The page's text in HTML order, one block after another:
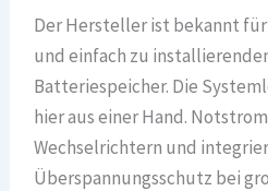
Der Hersteller ist bekannt
und einfach zu
Batteriespeicher. Die
hier aus einer Hand.
Wechselrichtern und
Überspannungsschutz bei